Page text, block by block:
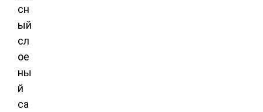
сн
ый
сл
ое
ны
й
са